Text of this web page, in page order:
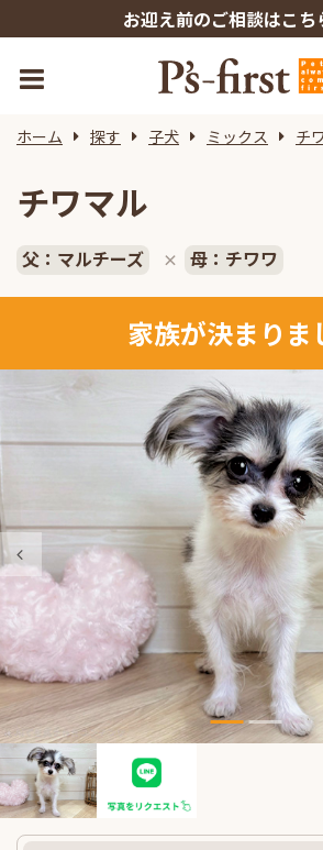
お迎え前のご相談はこ
ホーム 探す 子犬 ミックス チ
チワマル
父：マルチーズ × 母：チワワ
家族が決まりま